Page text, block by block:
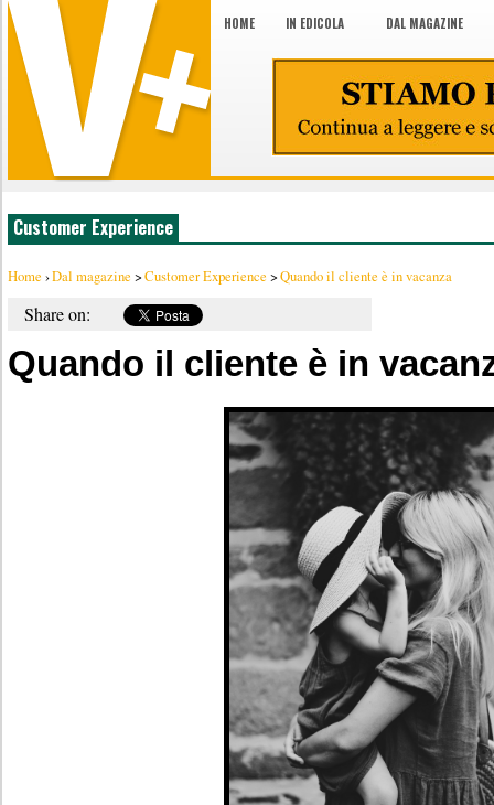
HOME IN EDICOLA DAL MAGAZINE
Customer Experience
Home ›Dal magazine >Customer Experience >Quando il cliente è in vacanza
Share on:
Quando il cliente è in